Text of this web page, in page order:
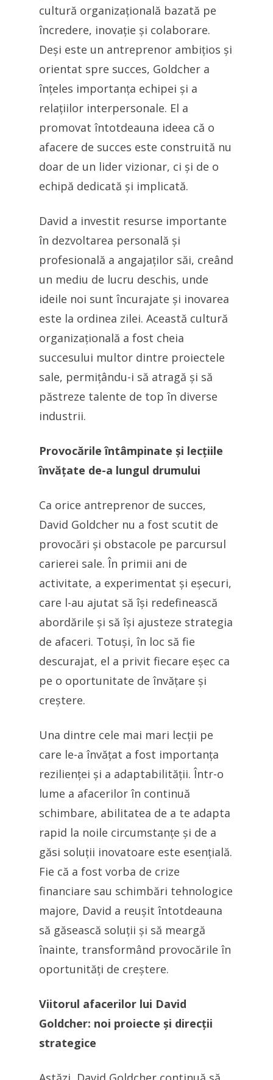
cultură organizațională bazată pe
încredere, inovație și colaborare.
Deși este un antreprenor ambițios și
orientat spre succes, Goldcher a
înțeles importanța echipei și a
relațiilor interpersonale. El a
promovat întotdeauna ideea că o
afacere de succes este construită nu
doar de un lider vizionar, ci și de o
echipă dedicată și implicată.
David a investit resurse importante
în dezvoltarea personală și
profesională a angajaților săi, creând
un mediu de lucru deschis, unde
ideile noi sunt încurajate și inovarea
este la ordinea zilei. Această cultură
organizațională a fost cheia
succesului multor dintre proiectele
sale, permițându-i să atragă și să
păstreze talente de top în diverse
industrii.
Provocările întâmpinate și lecțiile
învățate de-a lungul drumului
Ca orice antreprenor de succes,
David Goldcher nu a fost scutit de
provocări și obstacole pe parcursul
carierei sale. În primii ani de
activitate, a experimentat și eșecuri,
care l-au ajutat să își redefinească
abordările și să își ajusteze strategia
de afaceri. Totuși, în loc să fie
descurajat, el a privit fiecare eșec ca
pe o oportunitate de învățare și
creștere.
Una dintre cele mai mari lecții pe
care le-a învățat a fost importanța
rezilienței și a adaptabilității. Într-o
lume a afacerilor în continuă
schimbare, abilitatea de a te adapta
rapid la noile circumstanțe și de a
găsi soluții inovatoare este esențială.
Fie că a fost vorba de crize
financiare sau schimbări tehnologice
majore, David a reușit întotdeauna
să găsească soluții și să meargă
înainte, transformând provocările în
oportunități de creștere.
Viitorul afacerilor lui David
Goldcher: noi proiecte și direcții
strategice